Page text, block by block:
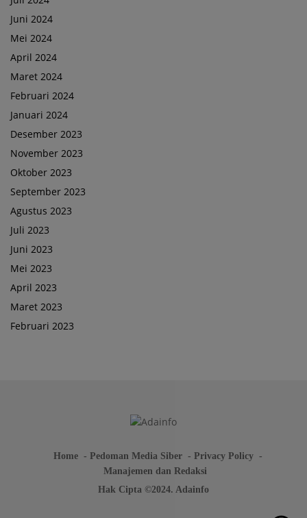
Juni 2024
Mei 2024
April 2024
Maret 2024
Februari 2024
Januari 2024
Desember 2023
November 2023
Oktober 2023
September 2023
Agustus 2023
Juli 2023
Juni 2023
Mei 2023
April 2023
Maret 2023
Februari 2023
Home Pedoman Media Siber
Privacy Policy
Manajemen dan Redaksi
Hak Cipta ©2024. Adainfo